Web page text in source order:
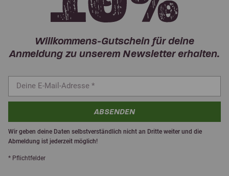
Willkommens-Gutschein für deine
Anmeldung zu unserem Newsletter erhalten.
ABSENDEN
Wir geben deine Daten selbstverständlich nicht an Dritte weiter und die
Abmeldung ist jederzeit möglich!
* Pflichtfelder